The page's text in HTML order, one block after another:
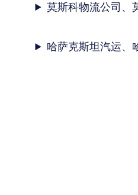
莫斯科物流公司、
哈萨克斯坦汽运、